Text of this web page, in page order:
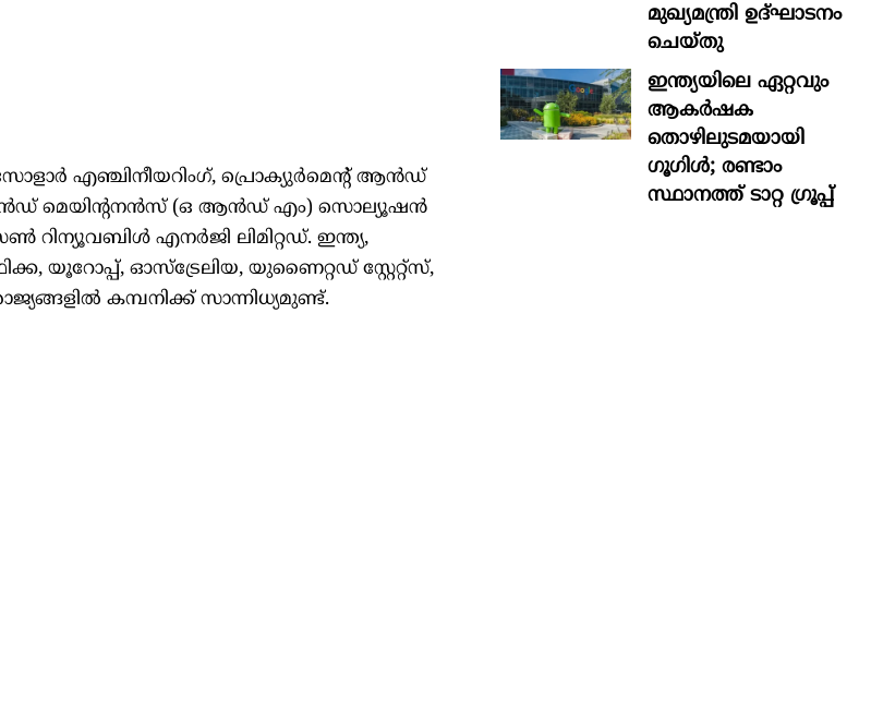
എഞ്ചിനീയറിംഗ്, പ്രൊക്യുർമെന്റ് ആൻഡ്
മെയിന്റനൻസ് (ഒ ആൻഡ് എം) സൊല്യൂഷൻ
എനർജി ലിമിറ്റഡ്. ഇന്ത്യ,
യൂറോപ്പ്, ഓസ്‌ട്രേലിയ, യുണൈറ്റഡ് സ്റ്റേറ്റ്‌സ്,
കമ്പനിക്ക് സാന്നിധ്യമുണ്ട്.
മുഖ്യമന്ത്രി ഉദ്ഘാടനം
ചെയ്തു
ഇന്ത്യയിലെ ഏറ്റവും
ആകര്‍ഷക
തൊഴിലുടമയായി
ഗൂഗിള്‍; രണ്ടാം
സ്ഥാനത്ത് ടാറ്റ ഗ്രൂപ്പ്